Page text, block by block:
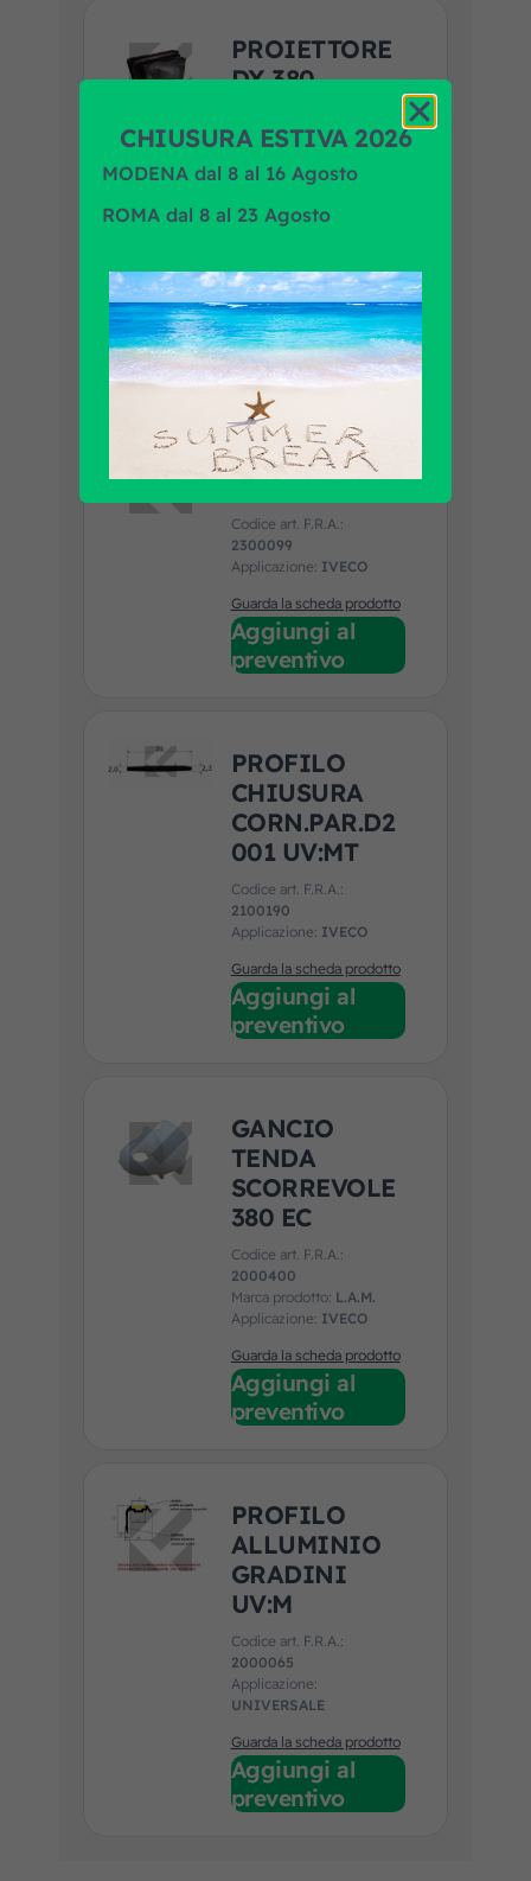
PROIETTORE
DX 380
H/HD I SR
Codice art. F.R.A.:
Marca prodotto:
Guarda la scheda prodotto
Aggiungi al
preventivo
PROIETTORE
DX
Codice art. F.R.A.:
2300099
Applicazione: IVECO
Guarda la scheda prodotto
Aggiungi al
preventivo
PROFILO
CHIUSURA
CORN.PAR.D2
001 UV:MT
Codice art. F.R.A.:
2100190
Applicazione: IVECO
Guarda la scheda prodotto
Aggiungi al
preventivo
GANCIO
TENDA
SCORREVOLE
380 EC
Codice art. F.R.A.:
2000400
Marca prodotto: L.A.M.
Applicazione: IVECO
Guarda la scheda prodotto
Aggiungi al
preventivo
PROFILO
ALLUMINIO
GRADINI
UV:M
Codice art. F.R.A.:
2000065
Applicazione:
UNIVERSALE
Guarda la scheda prodotto
Aggiungi al
preventivo
CHIUSURA ESTIVA 2026
MODENA dal 8 al 16 Agosto
ROMA dal 8 al 23 Agosto